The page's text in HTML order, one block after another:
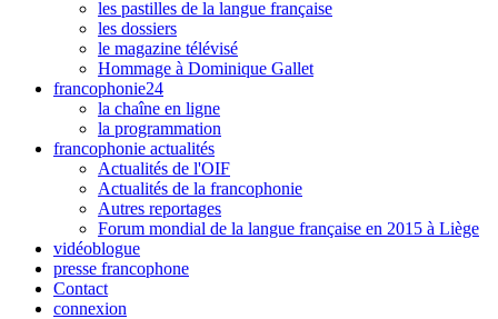
les pastilles de la langue française
les dossiers
le magazine télévisé
Hommage à Dominique Gallet
francophonie24
la chaîne en ligne
la programmation
francophonie actualités
Actualités de l'OIF
Actualités de la francophonie
Autres reportages
Forum mondial de la langue française en 2015 à Liège
vidéoblogue
presse francophone
Contact
connexion